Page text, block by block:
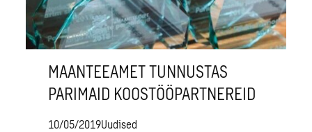
MAANTEEAMET TUNNUSTAS
PARIMAID KOOSTÖÖPARTNEREID
10/05/2019Uudised